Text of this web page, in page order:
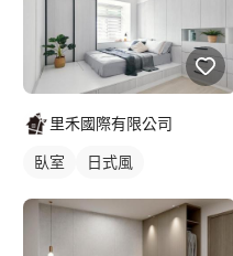
里禾國際有限公司
臥室 日式風